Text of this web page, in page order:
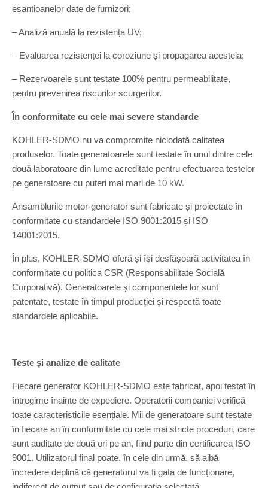
eșantioanelor date de furnizori;
– Analiză anuală la rezistența UV;
– Evaluarea rezistenței la coroziune și propagarea acesteia;
– Rezervoarele sunt testate 100% pentru permeabilitate,
pentru prevenirea riscurilor scurgerilor.
În conformitate cu cele mai severe standarde
KOHLER-SDMO nu va compromite niciodată calitatea
produselor. Toate generatoarele sunt testate în unul dintre cele
două laboratoare din lume acreditate pentru efectuarea testelor
pe generatoare cu puteri mai mari de 10 kW.
Ansamblurile motor-generator sunt fabricate și proiectate în
conformitate cu standardele ISO 9001:2015 și ISO
14001:2015.
În plus, KOHLER-SDMO oferă și își desfășoară activitatea în
conformitate cu politica CSR (Responsabilitate Socială
Corporativă). Generatoarele și componentele lor sunt
patentate, testate în timpul producției și respectă toate
standardele aplicabile.
Teste și analize de calitate
Fiecare generator KOHLER-SDMO este fabricat, apoi testat în
întregime înainte de expediere. Operatorii companiei verifică
toate caracteristicile esențiale. Mii de generatoare sunt testate
în fiecare an în conformitate cu cele mai stricte proceduri, care
sunt auditate de două ori pe an, fiind parte din certificarea ISO
9001. Utilizatorul final poate, în cele din urmă, să aibă
încredere deplină că generatorul va fi gata de funcționare,